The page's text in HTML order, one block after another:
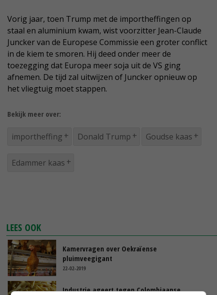
Vorig jaar, toen Trump met de importheffingen op
staal en aluminium kwam, wist voorzitter Jean-Claude
Juncker van de Europese Commissie een groter conflict
in de kiem te smoren. Hij deed onder meer de
toezegging dat Europa meer soja uit de VS ging
afnemen. De tijd zal uitwijzen of Juncker opnieuw op
het vliegtuig moet stappen.
Bekijk meer over:
importheffing Donald Trump Goudse kaas
Edammer kaas
LEES OOK
Kamervragen over Oekraïense
pluimveegigant
22-02-2019
Industrie ageert tegen Colombiaanse